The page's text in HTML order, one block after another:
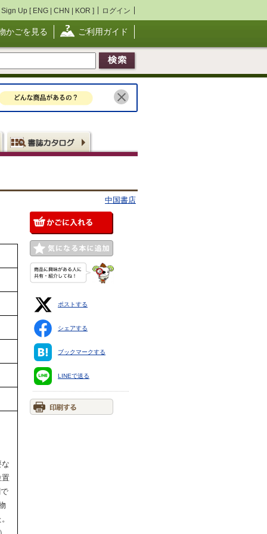
Sign Up [ ENG | CHN | KOR ] ログイン
かごを見る ご利用ガイド
中国書店
置
ポストする
シェアする
ブックマークする
LINEで送る